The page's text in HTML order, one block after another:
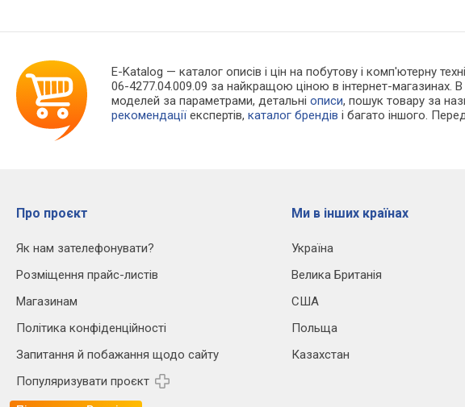
E-Katalog — каталог описів і цін на побутову і комп'ютерну
06-4277.04.009.09 за найкращою ціною в інтернет-
моделей за параметрами, детальніописи, пошук товару за
рекомендації експертів,каталог брендів і багато іншого.
Про проєкт
Як нам зателефонувати?
Розміщення прайс-листів
Магазинам
Політика конфіденційності
Запитання й побажання щодо сайту
Популяризувати проєкт
Ми в інших країнах
Україна
Велика Британія
США
Польща
Казахстан